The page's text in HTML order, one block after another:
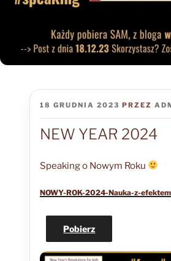
OPUBLIKOWANE
18 GRUDNIA 2023 PRZEZ
NEW YEAR 2024
Speaking o Nowym Roku
NOWY-ROK-2024-Nauka-z-efektem
Pobierz